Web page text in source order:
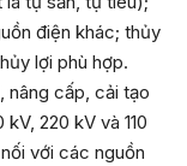
điện khác; thủy
lợi phù hợp.
nâng cấp, cải tạo
220 kV và 110
với các nguồn